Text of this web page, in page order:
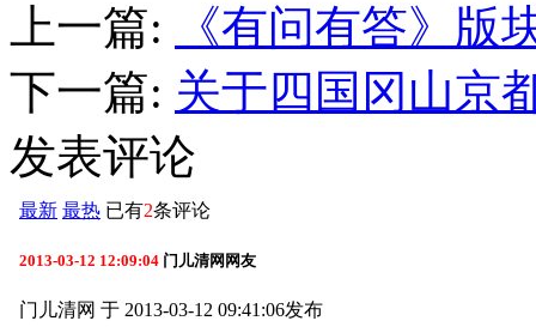
上一篇:
《有问有答》版
下一篇: 关于四国冈山京
发表评论